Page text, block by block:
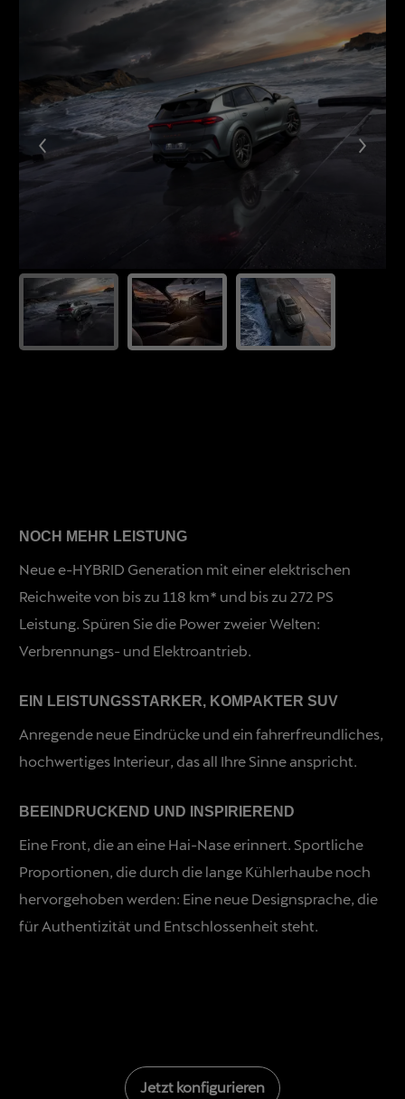
NOCH MEHR LEISTUNG
Neue e-HYBRID Generation mit einer elektrischen
Reichweite von bis zu 118 km* und bis zu 272 PS
Leistung. Spüren Sie die Power zweier Welten:
Verbrennungs- und Elektroantrieb.
EIN LEISTUNGSSTARKER, KOMPAKTER SUV
Anregende neue Eindrücke und ein fahrerfreundliches,
hochwertiges Interieur, das all Ihre Sinne anspricht.
BEEINDRUCKEND UND INSPIRIEREND
Eine Front, die an eine Hai-Nase erinnert. Sportliche
Proportionen, die durch die lange Kühlerhaube noch
hervorgehoben werden: Eine neue Designsprache, die
für Authentizität und Entschlossenheit steht.
Jetzt konfigurieren